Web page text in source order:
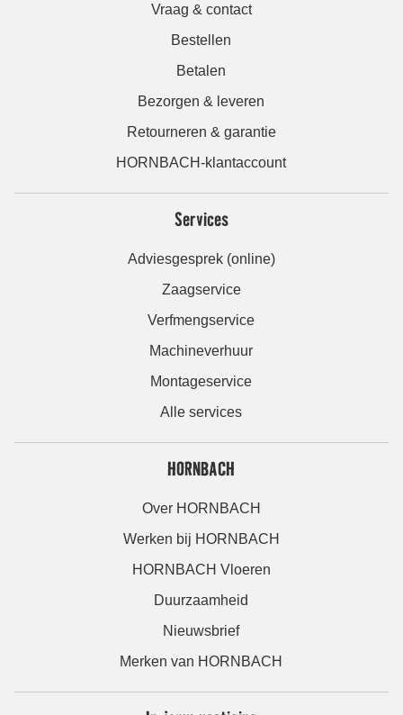
Vraag & contact
Bestellen
Betalen
Bezorgen & leveren
Retourneren & garantie
HORNBACH-klantaccount
Services
Adviesgesprek (online)
Zaagservice
Verfmengservice
Machineverhuur
Montageservice
Alle services
HORNBACH
Over HORNBACH
Werken bij HORNBACH
HORNBACH Vloeren
Duurzaamheid
Nieuwsbrief
Merken van HORNBACH